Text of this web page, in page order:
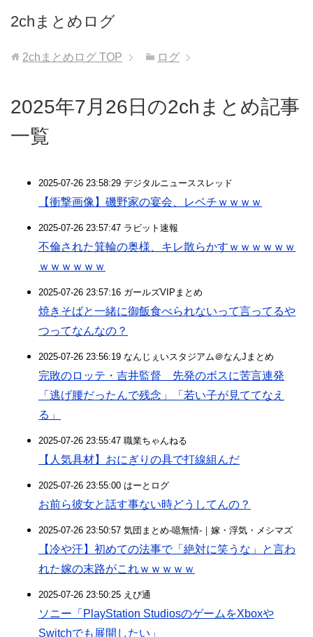
2chまとめログ
2chまとめログ TOP ログ
2025年7月26日の2chまとめ記事
一覧
2025-07-26 23:58:29 デジタルニューススレッド
【衝撃画像】磯野家の宴会、レベチｗｗｗｗ
2025-07-26 23:57:47 ラビット速報
不倫された箕輪の奥様、キレ散らかすｗｗｗｗｗｗ
ｗｗｗｗｗｗ
2025-07-26 23:57:16 ガールズVIPまとめ
焼きそばと一緒に御飯食べられないって言ってるや
つってなんなの？
2025-07-26 23:56:19 なんじぇいスタジアム＠なんJまとめ
完敗のロッテ・吉井監督 先発のボスに苦言連発
「逃げ腰だったんで残念」「若い子が見ててなえ
る」
2025-07-26 23:55:47 職業ちゃんねる
【人気具材】おにぎりの具で打線組んだ
2025-07-26 23:55:00 はーとログ
お前ら彼女と話す事ない時どうしてんの？
2025-07-26 23:50:57 気団まとめ-噫無情-｜嫁・浮気・メシマズ
【冷や汗】初めての法事で「絶対に笑うな」と言わ
れた嫁の末路がこれｗｗｗｗｗ
2025-07-26 23:50:25 えび通
ソニー「PlayStation StudiosのゲームをXboxや
Switchでも展開したい」